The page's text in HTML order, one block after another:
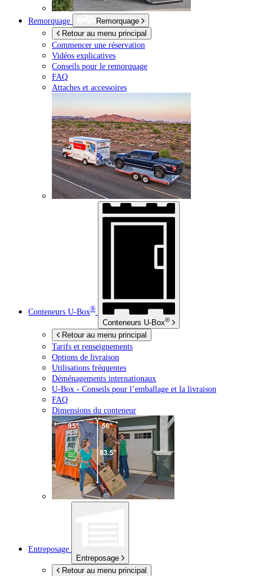
Remorquage
Remorquage
Retour au menu principal
Commencer une réservation
Vidéos explicatives
Conseils pour le remorquage
FAQ
Attaches et accessoires
Conteneurs U-Box®
Conteneurs U-Box®
Retour au menu principal
Tarifs et renseignements
Options de livraison
Utilisations fréquentes
Déménagements internationaux
U-Box - Conseils pour l’emballage et la livraison
FAQ
Dimensions du conteneur
Entreposage
Entreposage
Retour au menu principal